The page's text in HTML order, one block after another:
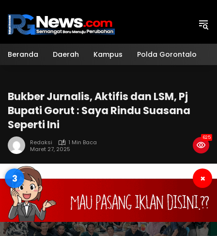
konten
Beranda Daerah Kampus Polda Gorontalo
Bukber Jurnalis, Aktifis dan LSM, Pj
Bupati Gorut : Saya Rindu Suasana
Seperti Ini
Redaksi
1 Min Baca
Maret 27, 2025
625
3 ×